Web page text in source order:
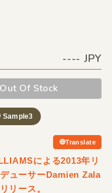
---- JPY
Out Of Stock
Sample3
Translate
による2013年リ
ューサーDamien Zala
リース。